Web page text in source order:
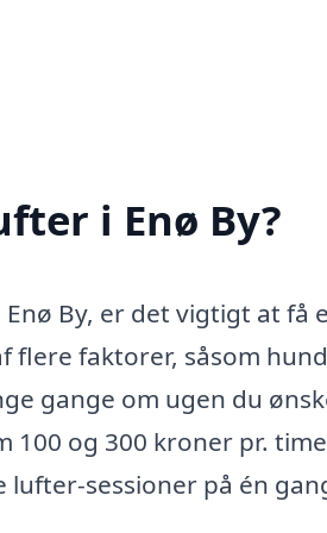
i Enø By?
By, er det vigtigt at få
faktorer, såsom
gange om ugen du
og 300 kroner pr.
sessioner på én